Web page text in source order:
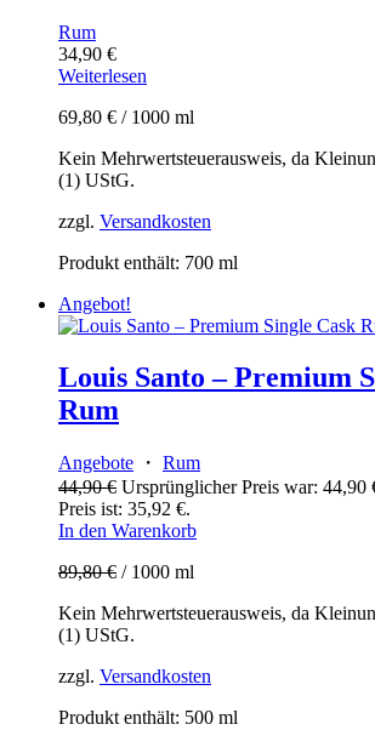
Rum
34,90 €
Weiterlesen
69,80 € / 1000 ml
Kein Mehrwertsteuerausweis, da
(1) UStG.
zzgl. Versandkosten
Produkt enthält: 700 ml
Angebot!
Louis Santo – Premium
Rum
Angebote ・ Rum
44,90€ Ursprünglicher Preis war: 44,90
Preis ist: 35,92 €.
In den Warenkorb
89,80€ / 1000 ml
Kein Mehrwertsteuerausweis, da
(1) UStG.
zzgl. Versandkosten
Produkt enthält: 500 ml